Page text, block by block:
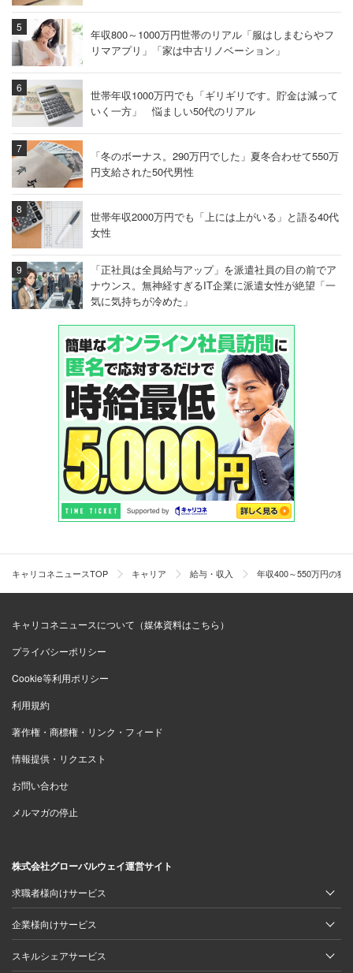
年収800～1000万円世帯のリアル「服はしまむらやフ
リマアプリ」「家は中古リノベーション」
世帯年収1000万円でも「ギリギリです。貯金は減って
いく一方」 悩ましい50代のリアル
「冬のボーナス。290万円でした」夏冬合わせて550万
円支給された50代男性
世帯年収2000万円でも「上には上がいる」と語る40代
女性
「正社員は全員給与アップ」を派遣社員の目の前でア
ナウンス。無神経すぎるIT企業に派遣女性が絶望「一
気に気持ちが冷めた」
キャリコネニュースTOP キャリア 給与・収入 年収400～550万円の独
キャリコネニュースについて（媒体資料はこちら）
プライバシーポリシー
Cookie等利用ポリシー
利用規約
著作権・商標権・リンク・フィード
情報提供・リクエスト
お問い合わせ
メルマガの停止
株式会社グローバルウェイ運営サイト
求職者様向けサービス
企業様向けサービス
スキルシェアサービス